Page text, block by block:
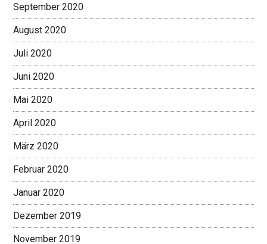
September 2020
August 2020
Juli 2020
Juni 2020
Mai 2020
April 2020
März 2020
Februar 2020
Januar 2020
Dezember 2019
November 2019